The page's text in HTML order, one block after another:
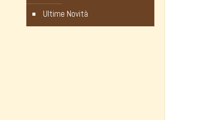
Ultime Novità